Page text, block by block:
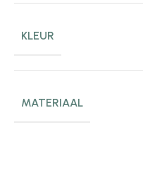
KLEUR
MATERIAAL